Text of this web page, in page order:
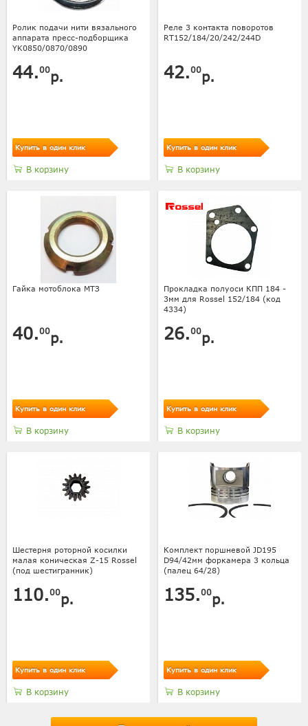
Ролик подачи нити вязального
аппарата пресс-подборщика
YK0850/0870/0890
44.00р.
Купить в один клик
В корзину
Реле 3 контакта поворотов
RT152/184/20/242/244D
42.00р.
Купить в один клик
В корзину
Гайка мотоблока МТЗ
40.00р.
Купить в один клик
В корзину
Прокладка полуоси КПП 184 -
3мм для Rossel 152/184 (код
4334)
26.00р.
Купить в один клик
В корзину
Шестерня роторной косилки
малая коническая Z-15 Rossel
(под шестигранник)
110.00р.
Купить в один клик
В корзину
Комплект поршневой JD195
D94/42мм форкамера 3 кольца
(палец 64/28)
135.00р.
Купить в один клик
В корзину